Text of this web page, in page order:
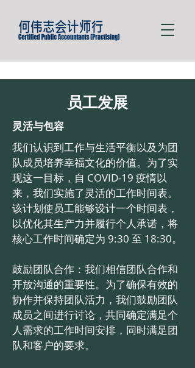
员工发展
灵活与包容
我们认识到工作与生活平衡以及为团
队成员培养幸福文化的价值。为了实
现这一目标，自 COVID-19 疫情以
来，我们实施了灵活的工作时间表。
该计划使员工能够设计一个时间表，
以优化其生产力并履行个人承诺，将
核心工作时间确定为 9:30 至 18:30。
鼓励团队合作：我们相信团队合作和
开放沟通的重要性。为了确保有效的
协作并保持团队活力，我们鼓励团队
成员之间进行讨论，共同确定满足个
人需求的工作时间安排，同时满足团
队和客户的要求。